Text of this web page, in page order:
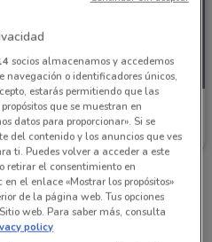
2.2 km
socios almacenamos y accedemos
navegación o identificadores únicos,
estarás permitiendo que las
que se muestran en
datos para proporcionar». Si se
del contenido y los anuncios que ves
ti. Puedes volver a acceder a este
retirar el consentimiento en
el enlace «Mostrar los propósitos»
de la página web. Tus opciones
web. Para saber más, consulta
policy